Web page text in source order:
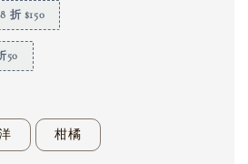
折 $150
50
柑橘